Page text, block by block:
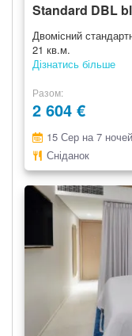
Standard DBL
Двомісний
21 кв.м.
Дізнатись більше
Разом
2 604 €
15 Сер на 7 ночей
Сніданок